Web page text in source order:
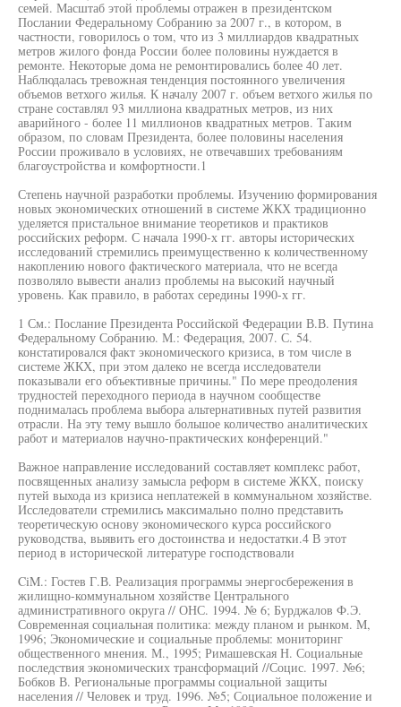
семей. Масштаб этой проблемы отражен в президентском
Послании Федеральному Собранию за 2007 г., в котором, в
частности, говорилось о том, что из 3 миллиардов квадратных
метров жилого фонда России более половины нуждается в
ремонте. Некоторые дома не ремонтировались более 40 лет.
Наблюдалась тревожная тенденция постоянного увеличения
объемов ветхого жилья. К началу 2007 г. объем ветхого жилья по
стране составлял 93 миллиона квадратных метров, из них
аварийного - более 11 миллионов квадратных метров. Таким
образом, по словам Президента, более половины населения
России проживало в условиях, не отвечавших требованиям
благоустройства и комфортности.1
Степень научной разработки проблемы. Изучению формирования
новых экономических отношений в системе ЖКХ традиционно
уделяется пристальное внимание теоретиков и практиков
российских реформ. С начала 1990-х гг. авторы исторических
исследований стремились преимущественно к количественному
накоплению нового фактического материала, что не всегда
позволяло вывести анализ проблемы на высокий научный
уровень. Как правило, в работах середины 1990-х гг.
1 См.: Послание Президента Российской Федерации В.В. Путина
Федеральному Собранию. М.: Федерация, 2007. С. 54.
констатировался факт экономического кризиса, в том числе в
системе ЖКХ, при этом далеко не всегда исследователи
показывали его объективные причины." По мере преодоления
трудностей переходного периода в научном сообществе
поднималась проблема выбора альтернативных путей развития
отрасли. На эту тему вышло большое количество аналитических
работ и материалов научно-практических конференций."
Важное направление исследований составляет комплекс работ,
посвященных анализу замысла реформ в системе ЖКХ, поиску
путей выхода из кризиса неплатежей в коммунальном хозяйстве.
Исследователи стремились максимально полно представить
теоретическую основу экономического курса российского
руководства, выявить его достоинства и недостатки.4 В этот
период в исторической литературе господствовали
CiM.: Гостев Г.В. Реализация программы энергосбережения в
жилищно-коммунальном хозяйстве Центрального
административного округа // ОНС. 1994. № 6; Бурджалов Ф.Э.
Современная социальная политика: между планом и рынком. М,
1996; Экономические и социальные проблемы: мониторинг
общественного мнения. М., 1995; Римашевская Н. Социальные
последствия экономических трансформаций //Социс. 1997. №6;
Бобков В. Региональные программы социальной защиты
населения // Человек и труд. 1996. №5; Социальное положение и